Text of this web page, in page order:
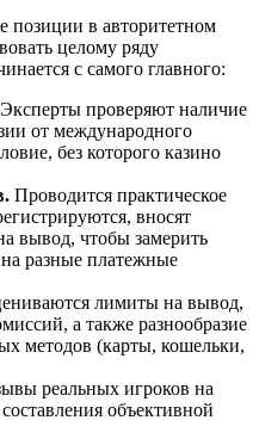
позиции в авторитетном
целому ряду
с самого главного:
Эксперты проверяют наличие
от международного
без которого казино
Проводится практическое
вносят
вывод, чтобы замерить
разные платежные
лимиты на вывод,
а также разнообразие
методов (карты, кошельки,
реальных игроков на
объективной